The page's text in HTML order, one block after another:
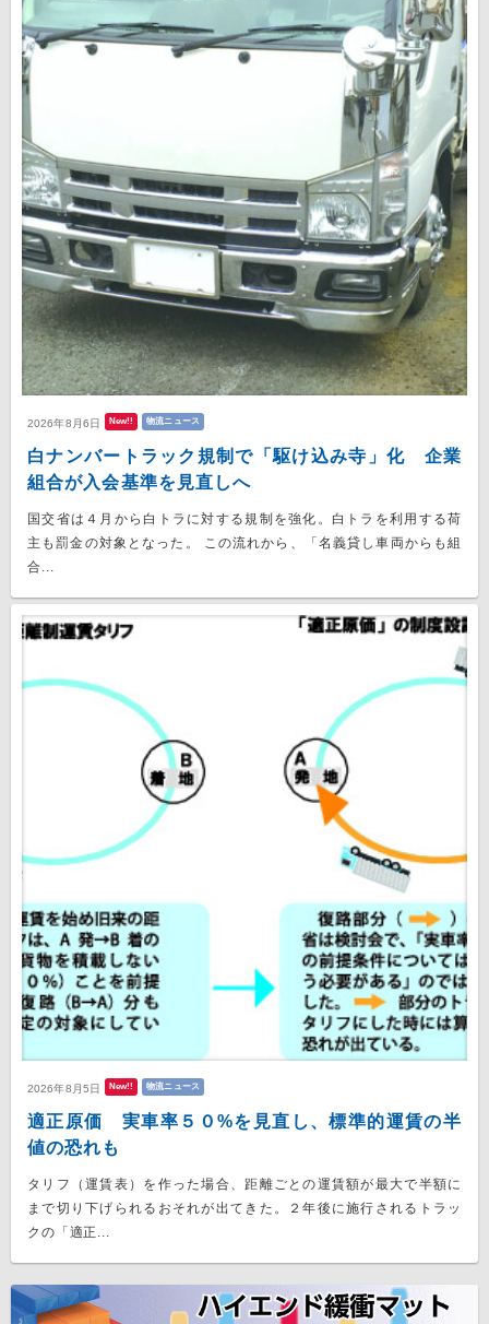
2026年8月6日 New!! 物流ニュース
白ナンバートラック規制で「駆け込み寺」化 企業
組合が入会基準を見直しへ
国交省は４月から白トラに対する規制を強化。白トラを利用する荷
主も罰金の対象となった。 この流れから、「名義貸し車両からも組
合...
2026年8月5日 New!! 物流ニュース
適正原価 実車率５０%を見直し、標準的運賃の半
値の恐れも
タリフ（運賃表）を作った場合、距離ごとの運賃額が最大で半額に
まで切り下げられるおそれが出てきた。２年後に施行されるトラッ
クの「適正...